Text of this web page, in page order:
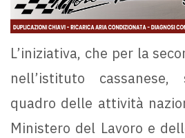
L’iniziativa, che per la
nell’istituto
quadro delle attività
Ministero del Lavoro e